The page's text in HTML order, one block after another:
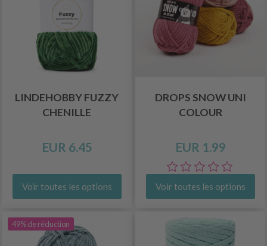
LINDEHOBBY FUZZY
CHENILLE
EUR 6.45
Voir toutes les options
DROPS SNOW UNI
COLOUR
EUR 1.99
Voir toutes les options
49% de réduction